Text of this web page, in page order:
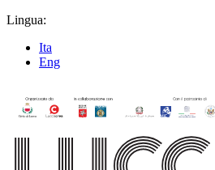
Lingua:
Ita
Eng